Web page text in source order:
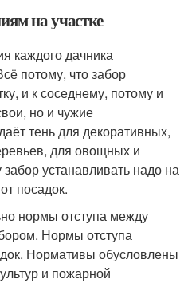
на участке
каждого дачника
потому, что забор
и к соседнему, потому и
но и чужие
тень для декоративных,
для овощных и
устанавливать надо на
посадок.
нормы отступа между
Нормы отступа
Нормативы обусловлены
и пожарной